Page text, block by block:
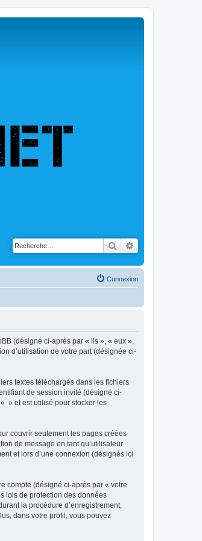
Rechercher
Connexion
(désigné ci-après par « ils », « eux »,
d’utilisation de votre part (désignée ci-
textes téléchargés dans les fichiers
de session invité (désigné ci-
» et est utilisé pour stocker les
couvrir seulement les pages créées
de message en tant qu’utilisateur
et lors d’une connexion (désignés ici
compte (désigné ci-après par « votre
lois de protection des données
la procédure d’enregistrement,
dans votre profil, vous pouvez